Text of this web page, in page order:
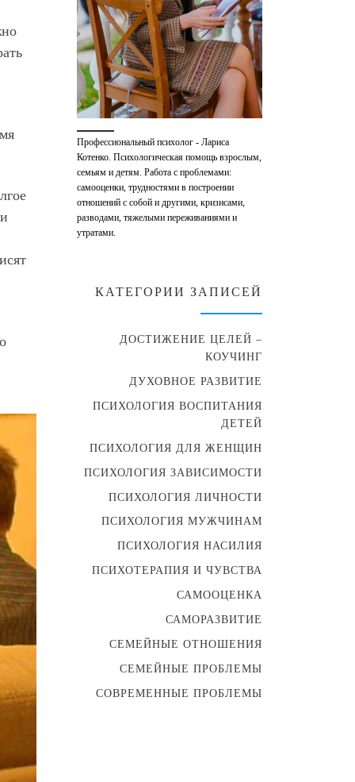
Профессиональный психолог - Лариса
Котенко. Психологическая помощь взрослым,
семьям и детям. Работа с проблемами:
самооценки, трудностями в построении
отношений с собой и другими, кризисами,
разводами, тяжелыми переживаниями и
утратами.
КАТЕГОРИИ ЗАПИСЕЙ
ДОСТИЖЕНИЕ ЦЕЛЕЙ –
КОУЧИНГ
ДУХОВНОЕ РАЗВИТИЕ
ПСИХОЛОГИЯ ВОСПИТАНИЯ
ДЕТЕЙ
ПСИХОЛОГИЯ ДЛЯ ЖЕНЩИН
ПСИХОЛОГИЯ ЗАВИСИМОСТИ
ПСИХОЛОГИЯ ЛИЧНОСТИ
ПСИХОЛОГИЯ МУЖЧИНАМ
ПСИХОЛОГИЯ НАСИЛИЯ
ПСИХОТЕРАПИЯ И ЧУВСТВА
САМООЦЕНКА
САМОРАЗВИТИЕ
СЕМЕЙНЫЕ ОТНОШЕНИЯ
СЕМЕЙНЫЕ ПРОБЛЕМЫ
СОВРЕМЕННЫЕ ПРОБЛЕМЫ